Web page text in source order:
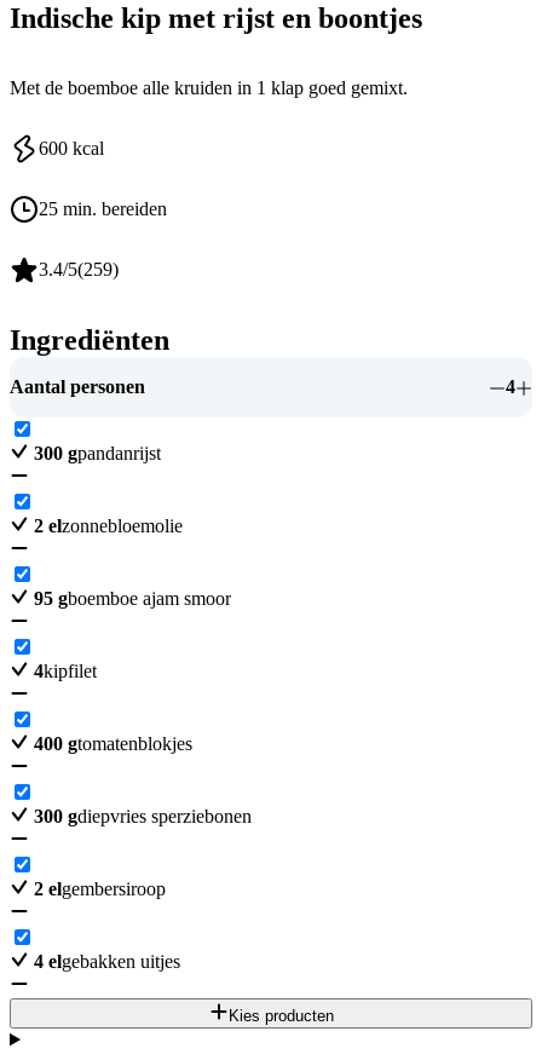
Indische kip met rijst en boontjes
Met de boemboe alle kruiden in 1 klap goed gemixt.
600 kcal
25 min. bereiden
3.4/5(259)
Ingrediënten
Aantal personen 4
300 gpandanrijst
2 elzonnebloemolie
95 gboemboe ajam smoor
4kipfilet
400 gtomatenblokjes
300 gdiepvries sperziebonen
2 elgembersiroop
4 elgebakken uitjes
Kies producten